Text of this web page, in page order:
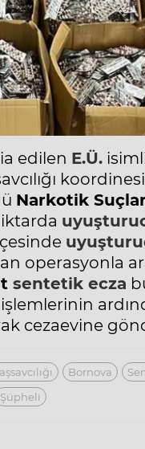
edilen E.Ü.
Narkotik
operasyonla
sentetik ecza
cezaevine
Bornova
Şüpheli